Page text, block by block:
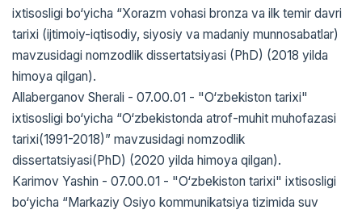
ixtisosligi bo‘yicha “Xorazm vohasi bronza va ilk temir davri
tarixi (ijtimoiy-iqtisodiy, siyosiy va madaniy munnosabatlar)
mavzusidagi nomzodlik dissertatsiyasi (PhD) (2018 yilda
himoya qilgan).
Allaberganov Sherali - 07.00.01 - "O‘zbekiston tarixi"
ixtisosligi bo‘yicha “O‘zbekistonda atrof-muhit muhofazasi
tarixi(1991-2018)” mavzusidagi nomzodlik
dissertatsiyasi(PhD) (2020 yilda himoya qilgan).
Karimov Yashin - 07.00.01 - "O‘zbekiston tarixi" ixtisosligi
bo‘yicha “Markaziy Osiyo kommunikatsiya tizimida suv